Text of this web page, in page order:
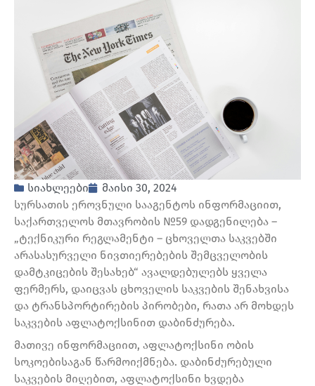
სიახლეები
მაისი 30, 2024
სურსათის ეროვნული სააგენტოს ინფორმაციით,
საქართველოს მთავრობის №59 დადგენილება –
„ტექნიკური რეგლამენტი – ცხოველთა საკვებში
არასასურველი ნივთიერებების შემცველობის
დამტკიცების შესახებ“ ავალდებულებს ყველა
ფერმერს, დაიცვას ცხოველის საკვების შენახვისა
და ტრანსპორტირების პირობები, რათა არ მოხდეს
საკვების აფლატოქსინით დაბინძურება.
მათივე ინფორმაციით, აფლატოქსინი ობის
სოკოებისაგან წარმოიქმნება. დაბინძურებული
საკვების მიღებით, აფლატოქსინი ხვდება